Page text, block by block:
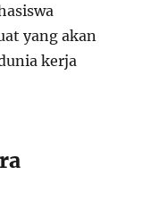
yang akan
kerja